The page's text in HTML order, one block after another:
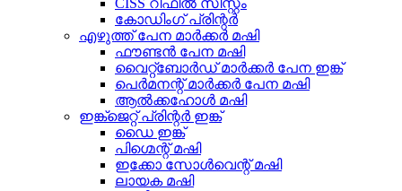
CISS റീഫിൽ സിസ്റ്റം
കോഡിംഗ് പ്രിന്റർ
എഴുത്ത് പേന മാർക്കർ മഷി
ഫൗണ്ടൻ പേന മഷി
വൈറ്റ്‌ബോർഡ് മാർക്കർ പേന ഇങ്ക്
പെർമനന്റ് മാർക്കർ പേന മഷി
ആൽക്കഹോൾ മഷി
ഇങ്ക്ജെറ്റ് പ്രിന്റർ ഇങ്ക്
ഡൈ ഇങ്ക്
പിഗ്മെന്റ് മഷി
ഇക്കോ സോൾവെന്റ് മഷി
ലായക മഷി